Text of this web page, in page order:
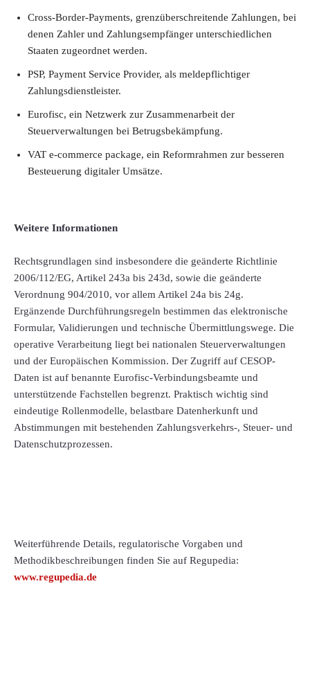
Cross-Border-Payments, grenzüberschreitende Zahlungen, bei
denen Zahler und Zahlungsempfänger unterschiedlichen
Staaten zugeordnet werden.
PSP, Payment Service Provider, als meldepflichtiger
Zahlungsdienstleister.
Eurofisc, ein Netzwerk zur Zusammenarbeit der
Steuerverwaltungen bei Betrugsbekämpfung.
VAT e-commerce package, ein Reformrahmen zur besseren
Besteuerung digitaler Umsätze.
Weitere Informationen
Rechtsgrundlagen sind insbesondere die geänderte Richtlinie
2006/112/EG, Artikel 243a bis 243d, sowie die geänderte
Verordnung 904/2010, vor allem Artikel 24a bis 24g.
Ergänzende Durchführungsregeln bestimmen das elektronische
Formular, Validierungen und technische Übermittlungswege. Die
operative Verarbeitung liegt bei nationalen Steuerverwaltungen
und der Europäischen Kommission. Der Zugriff auf CESOP-
Daten ist auf benannte Eurofisc-Verbindungsbeamte und
unterstützende Fachstellen begrenzt. Praktisch wichtig sind
eindeutige Rollenmodelle, belastbare Datenherkunft und
Abstimmungen mit bestehenden Zahlungsverkehrs-, Steuer- und
Datenschutzprozessen.
Weiterführende Details, regulatorische Vorgaben und
Methodikbeschreibungen finden Sie auf Regupedia:
www.regupedia.de